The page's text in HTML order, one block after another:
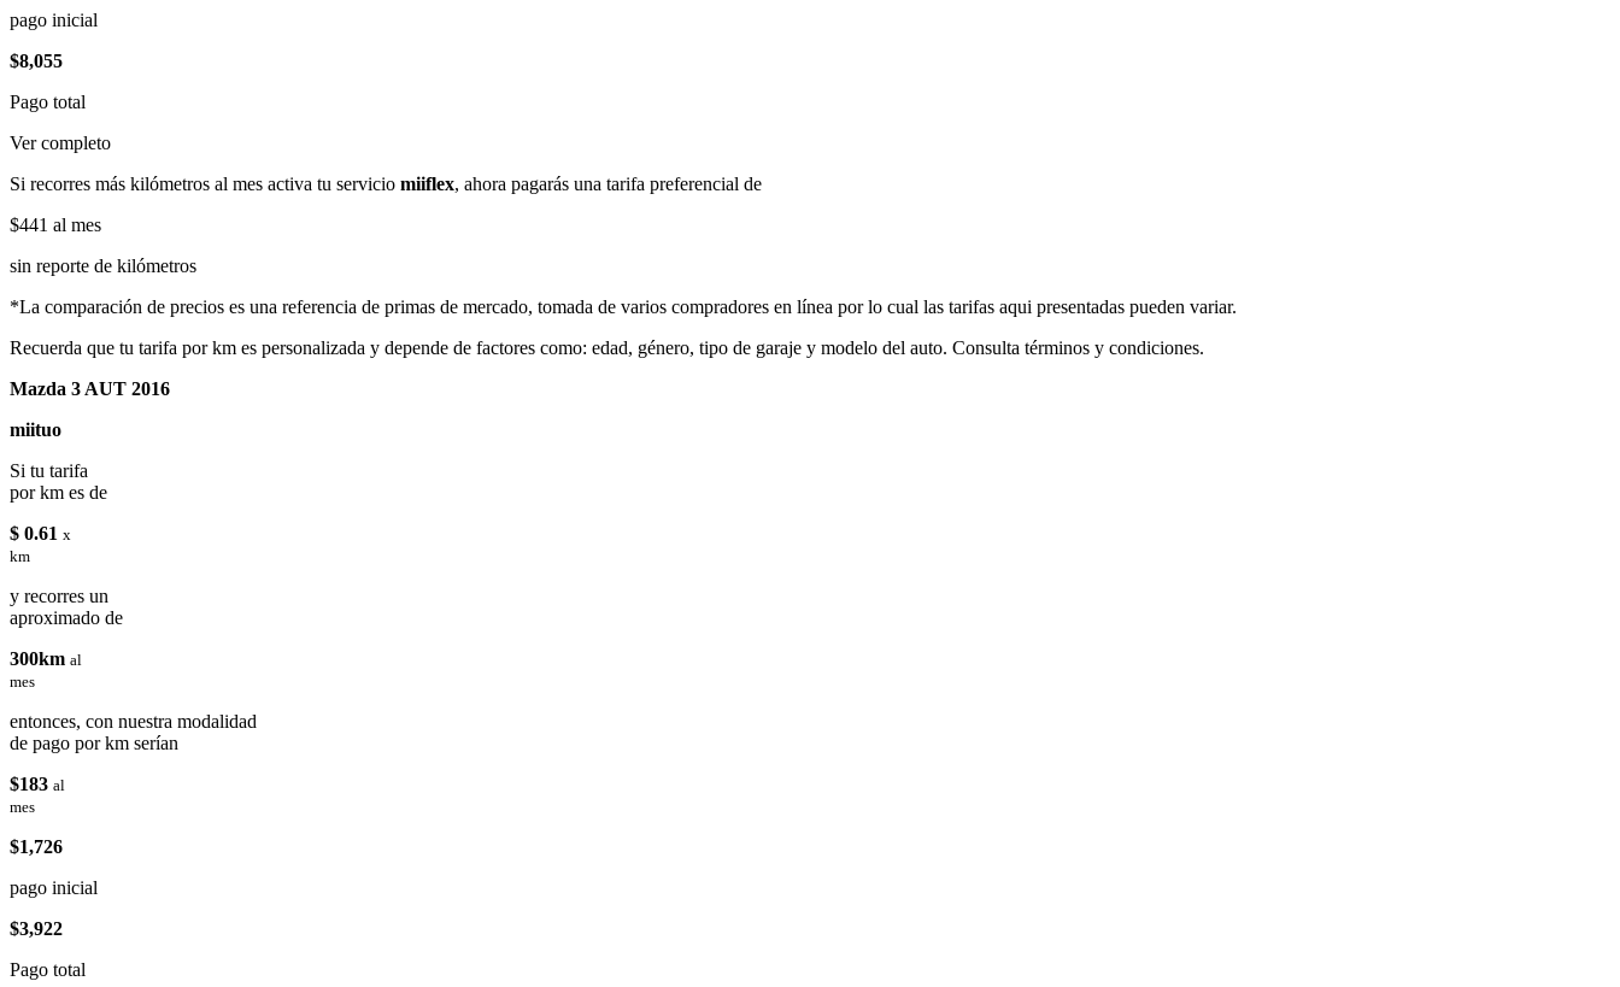
pago inicial
$8,055
Pago total
Ver completo
Si recorres más kilómetros al mes activa tu servicio miiflex, ahora pagarás una tarifa preferencial de
$441 al mes
sin reporte de kilómetros
*La comparación de precios es una referencia de primas de mercado, tomada de varios compradores en línea por lo cual las tarifas aqui presentadas pueden variar.
Recuerda que tu tarifa por km es personalizada y depende de factores como: edad, género, tipo de garaje y modelo del auto. Consulta términos y condiciones.
Mazda 3 AUT 2016
miituo
Si tu tarifa
por km es de
$ 0.61 x
km
y recorres un
aproximado de
300km al
mes
entonces, con nuestra modalidad
de pago por km serían
$183 al
mes
$1,726
pago inicial
$3,922
Pago total